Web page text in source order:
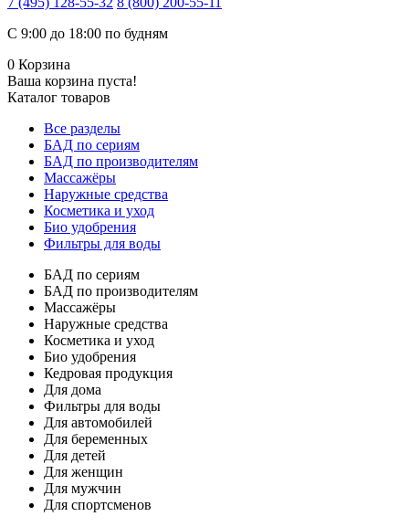
С 9:00 до 18:00 по будням
0 Корзина
Ваша корзина пуста!
Каталог товаров
Все разделы
БАД по сериям
БАД по производителям
Массажёры
Наружные средства
Косметика и уход
Био удобрения
Фильтры для воды
БАД по сериям
БАД по производителям
Массажёры
Наружные средства
Косметика и уход
Био удобрения
Кедровая продукция
Для дома
Фильтры для воды
Для автомобилей
Для беременных
Для детей
Для женщин
Для мужчин
Для спортсменов